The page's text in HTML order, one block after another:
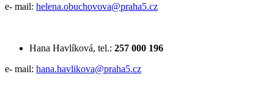
e- mail: helena.obuchovova@praha5.cz
Hana Havlíková, tel.: 257 000 196
e- mail: hana.havlikova@praha5.cz